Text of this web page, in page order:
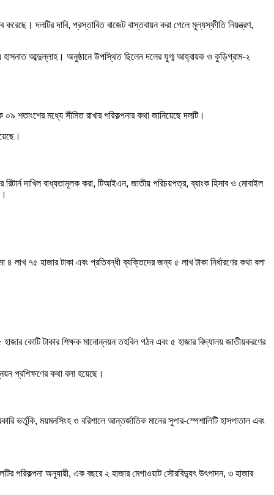
দলটির দাবি, প্রস্তাবিত বাজেট বাস্তবায়ন করা গেলে মূল্যস্ফীতি নিয়ন্ত্রণ,
হাসনাত আব্দুল্লাহ। অনুষ্ঠানে উপস্থিত ছিলেন দলের যুগ্ম আহ্বায়ক ও কুড়িগ্রাম-২
শতাংশের মধ্যে সীমিত রাখার পরিকল্পনার কথা জানিয়েছে দলটি।
দাখিল বাধ্যতামূলক করা, টিআইএন, জাতীয় পরিচয়পত্র, ব্যাংক হিসাব ও মোবাইল
৭৫ হাজার টাকা এবং প্রতিবন্ধী ব্যক্তিদের জন্য ৫ লাখ টাকা নির্ধারণের কথা বলা
কোটি টাকার শিক্ষক মানোন্নয়ন তহবিল গঠন এবং ৫ হাজার বিদ্যালয় জাতীয়করণের
প্রশিক্ষণের কথা বলা হয়েছে।
ভর্তুকি, ময়মনসিংহ ও বরিশালে আন্তর্জাতিক মানের সুপার-স্পেশালিটি হাসপাতাল এবং
পরিকল্পনা অনুযায়ী, এক বছরে ২ হাজার মেগাওয়াট সৌরবিদ্যুৎ উৎপাদন, ৩ হাজার